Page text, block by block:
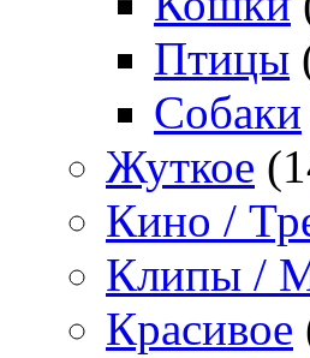
Птицы
Собаки
Жуткое
Кино /
Клипы /
Красивое